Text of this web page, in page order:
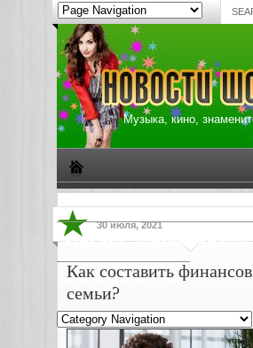
Музыка, кино,
Жизнь звезд Музыкальные новости
Новости киноиндустрии
30 июля, 2021
Как составить
семьи?